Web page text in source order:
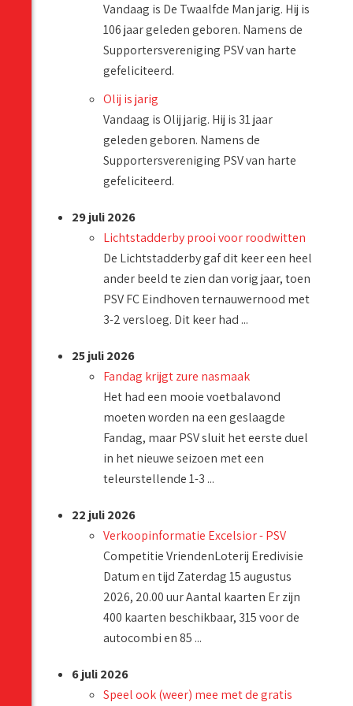
Vandaag is De Twaalfde Man jarig. Hij is
106 jaar geleden geboren. Namens de
Supportersvereniging PSV van harte
gefeliciteerd.
Olij is jarig
Vandaag is Olij jarig. Hij is 31 jaar
geleden geboren. Namens de
Supportersvereniging PSV van harte
gefeliciteerd.
29 juli 2026
Lichtstadderby prooi voor roodwitten
De Lichtstadderby gaf dit keer een heel
ander beeld te zien dan vorig jaar, toen
PSV FC Eindhoven ternauwernood met
3-2 versloeg. Dit keer had ...
25 juli 2026
Fandag krijgt zure nasmaak
Het had een mooie voetbalavond
moeten worden na een geslaagde
Fandag, maar PSV sluit het eerste duel
in het nieuwe seizoen met een
teleurstellende 1-3 ...
22 juli 2026
Verkoopinformatie Excelsior - PSV
Competitie VriendenLoterij Eredivisie
Datum en tijd Zaterdag 15 augustus
2026, 20.00 uur Aantal kaarten Er zijn
400 kaarten beschikbaar, 315 voor de
autocombi en 85 ...
6 juli 2026
Speel ook (weer) mee met de gratis